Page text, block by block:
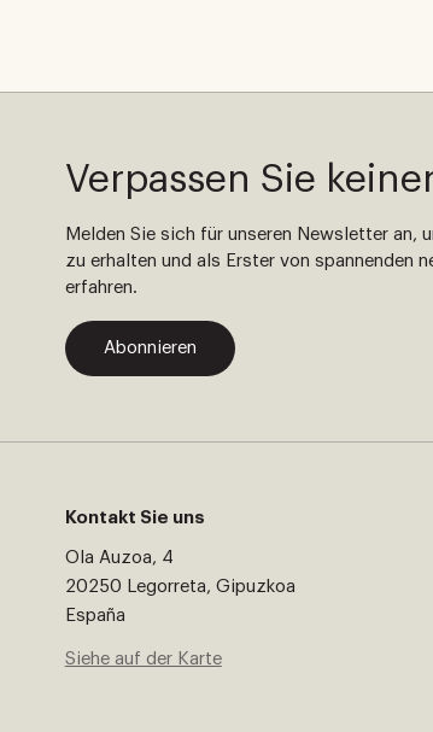
Verpassen Sie
Melden Sie sich für unseren Newsletter an,
zu erhalten und als Erster von spannenden
erfahren.
Abonnieren
Kontakt Sie uns
Ola Auzoa, 4
20250 Legorreta, Gipuzkoa
España
Siehe auf der Karte